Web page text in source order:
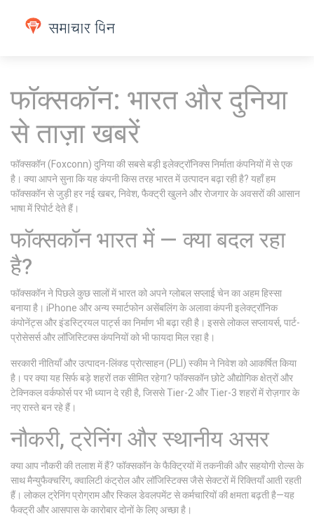
फॉक्सकॉन: भारत और दुनिया
से ताज़ा खबरें
फॉक्सकॉन (Foxconn) दुनिया की सबसे बड़ी इलेक्ट्रॉनिक्स निर्माता कंपनियों में से एक
है। क्या आपने सुना कि यह कंपनी किस तरह भारत में उत्पादन बढ़ा रही है? यहाँ हम
फॉक्सकॉन से जुड़ी हर नई खबर, निवेश, फैक्ट्री खुलने और रोजगार के अवसरों की आसान
भाषा में रिपोर्ट देते हैं।
फॉक्सकॉन भारत में — क्या बदल रहा
है?
फॉक्सकॉन ने पिछले कुछ सालों में भारत को अपने ग्लोबल सप्लाई चेन का अहम हिस्सा
बनाया है। iPhone और अन्य स्मार्टफोन असेंबलिंग के अलावा कंपनी इलेक्ट्रॉनिक
कंपोनेंट्स और इंडस्ट्रियल पार्ट्स का निर्माण भी बढ़ा रही है। इससे लोकल सप्लायर्स, पार्ट-
प्रोसेसर्स और लॉजिस्टिक्स कंपनियों को भी फायदा मिल रहा है।
सरकारी नीतियाँ और उत्पादन-लिंक्ड प्रोत्साहन (PLI) स्कीम ने निवेश को आकर्षित किया
है। पर क्या यह सिर्फ बड़े शहरों तक सीमित रहेगा? फॉक्सकॉन छोटे औद्योगिक क्षेत्रों और
टेक्निकल वर्कफोर्स पर भी ध्यान दे रही है, जिससे Tier-2 और Tier-3 शहरों में रोज़गार के
नए रास्ते बन रहे हैं।
नौकरी, ट्रेनिंग और स्थानीय असर
क्या आप नौकरी की तलाश में हैं? फॉक्सकॉन के फैक्ट्रियों में तकनीकी और सहयोगी रोल्स के
साथ मैन्युफैक्चरिंग, क्वालिटी कंट्रोल और लॉजिस्टिक्स जैसे सेक्टरों में रिक्तियाँ आती रहती
हैं। लोकल ट्रेनिंग प्रोग्राम और स्किल डेवलपमेंट से कर्मचारियों की क्षमता बढ़ती है—यह
फैक्ट्री और आसपास के कारोबार दोनों के लिए अच्छा है।